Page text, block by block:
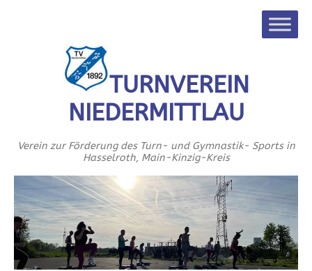
TURNVEREIN
NIEDERMITTLAU
Verein zur Förderung des Turn- und Gymnastik- Sports in
Hasselroth, Main-Kinzig-Kreis